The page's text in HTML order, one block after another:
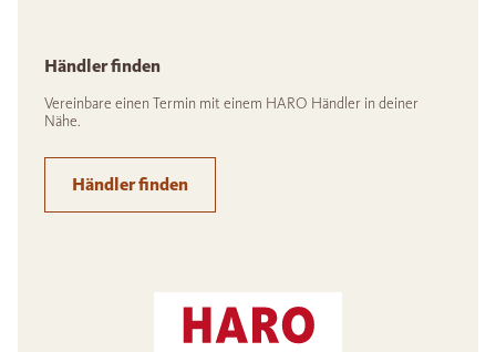
Händler finden
Vereinbare einen Termin mit einem HARO Händler in deiner
Nähe.
Händler finden